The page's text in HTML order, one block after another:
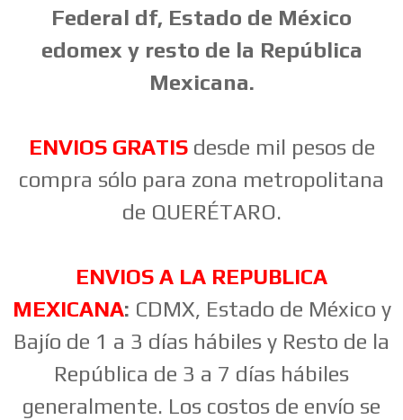
Federal df, Estado de México
edomex y resto de la República
Mexicana.
ENVIOS GRATISdesde mil pesos de
compra sólo para zona metropolitana
de QUERÉTARO.
ENVIOS A LA REPUBLICA
MEXICANA: CDMX, Estado de México y
Bajío de 1 a 3 días hábiles y Resto de la
República de 3 a 7 días hábiles
generalmente. Los costos de envío se